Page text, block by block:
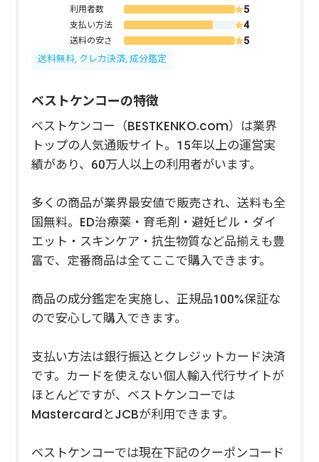
利用者数
支払い方法
送料の安さ
送料無料, クレカ決済, 成分鑑定
ベストケンコーの特徴
ベストケンコー（BESTKENKO.com）は業界
トップの人気通販サイト。15年以上の運営実
績があり、60万人以上の利用者がいます。
多くの商品が業界最安値で販売され、送料も全
国無料。ED治療薬・育毛剤・避妊ピル・ダイ
エット・スキンケア・抗生物質など品揃えも豊
富で、定番商品は全てここで購入できます。
商品の成分鑑定を実施し、正規品100%保証な
ので安心して購入できます。
支払い方法は銀行振込とクレジットカード決済
です。カードを使えない個人輸入代行サイトが
ほとんどですが、ベストケンコーでは
MastercardとJCBが利用できます。
ベストケンコーでは現在下記のクーポンコード